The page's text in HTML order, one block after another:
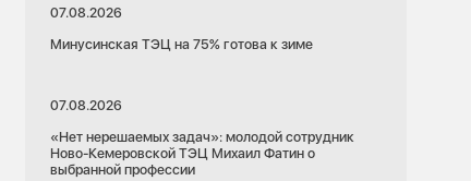
07.08.2026
Минусинская ТЭЦ на 75% готова к зиме
07.08.2026
«Нет нерешаемых задач»: молодой сотрудник
Ново-Кемеровской ТЭЦ Михаил Фатин о
выбранной профессии